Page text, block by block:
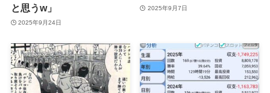
と思うw」
2025年9月24日
2025年9月7日